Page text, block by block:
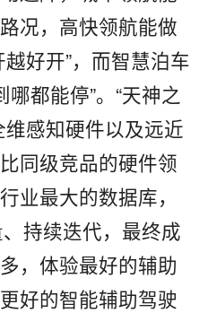
况，高快领航能做
好开”，而智慧泊车
都能停”。“天神之
感知硬件以及远近
同级竞品的硬件领
业最大的数据库，
持续迭代，最终成
，体验最好的辅助
好的智能辅助驾驶